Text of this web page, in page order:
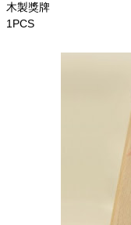
木製獎牌
1PCS